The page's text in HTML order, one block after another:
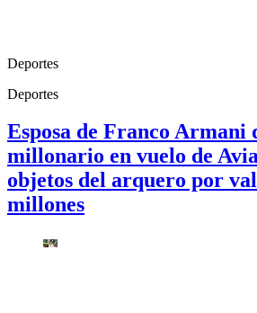
Deportes
Deportes
Esposa de Franco Armani
millonario en vuelo de
objetos del arquero por
millones